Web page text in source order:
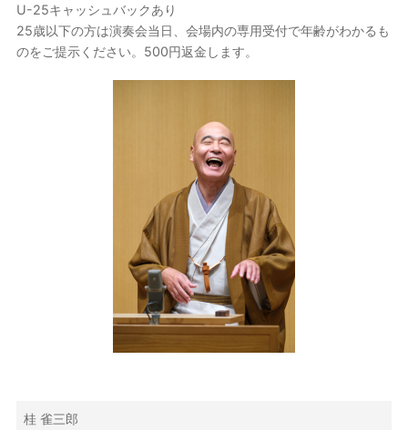
U-25キャッシュバックあり
25歳以下の方は演奏会当日、会場内の専用受付で年齢がわかるも
のをご提示ください。500円返金します。
桂 雀三郎